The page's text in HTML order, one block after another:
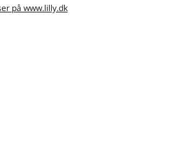
på www.lilly.dk